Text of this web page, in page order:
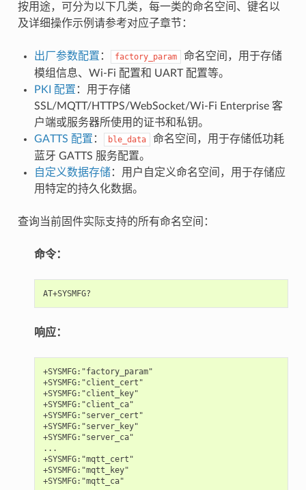
按用途，可分为以下几类，每一类的命名空间、键名以
及详细操作示例请参考对应子章节：
出厂参数配置 ： factory_param
命名空间，用于存储
模组信息、Wi-Fi 配置和 UART 配置等。
PKI 配置 ：用于存储
SSL/MQTT/HTTPS/WebSocket/Wi-Fi Enterprise 客
户端或服务器所使用的证书和私钥。
GATTS 配置 ： ble_data
命名空间，用于存储低功耗
蓝牙 GATTS 服务配置。
自定义数据存储：用户自定义命名空间，用于存储应
用特定的持久化数据。
查询当前固件实际支持的所有命名空间：
命令：
响应：
+SYSMFG:"factory_param"
+SYSMFG:"client_cert"
+SYSMFG:"client_key"
+SYSMFG:"client_ca"
+SYSMFG:"server_cert"
+SYSMFG:"server_key"
+SYSMFG:"server_ca"
...
+SYSMFG:"mqtt_cert"
+SYSMFG:"mqtt_key"
+SYSMFG:"mqtt_ca"